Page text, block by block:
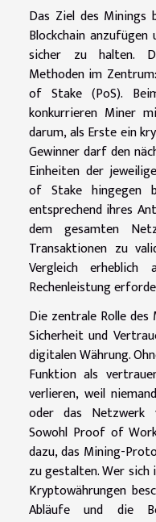
Das Ziel des Minings
Blockchain
sicher zu halten.
Methoden im
of Stake (PoS).
konkurrieren Miner
darum, als Erste ein
Gewinner darf den
Einheiten der
of Stake hingegen
entsprechend ihres
dem gesamten
Transaktionen zu
Vergleich
Rechenleistung
Die zentrale Rolle
Sicherheit und
digitalen Währung.
Funktion als
verlieren, weil
oder das Netzwerk
Sowohl Proof of
dazu, das Mining-
zu gestalten. Wer
Kryptowährungen
Abläufe und die